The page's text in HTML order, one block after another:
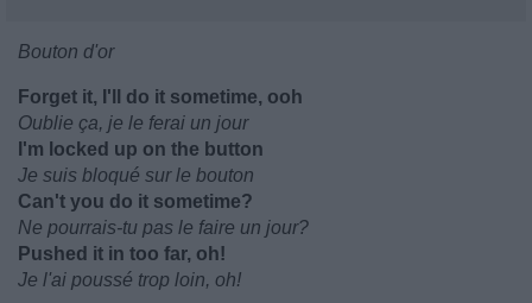
Bouton d'or
Forget it, I'll do it sometime, ooh
Oublie ça, je le ferai un jour
I'm locked up on the button
Je suis bloqué sur le bouton
Can't you do it sometime?
Ne pourrais-tu pas le faire un jour?
Pushed it in too far, oh!
Je l'ai poussé trop loin, oh!